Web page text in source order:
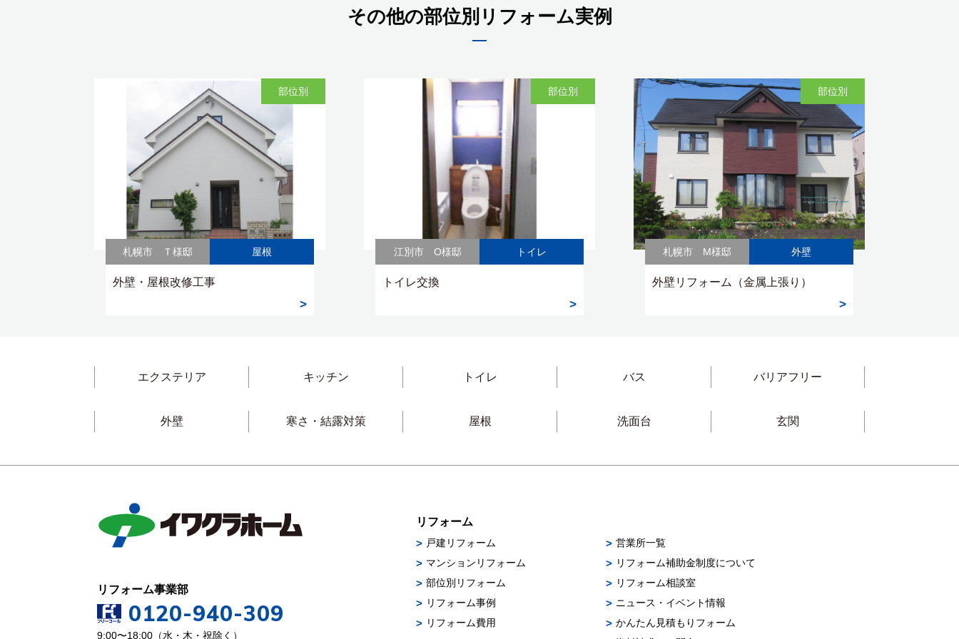
その他の部位別リフォーム実例
部位別
札幌市 Ｔ様邸 屋根
外壁・屋根改修工事
部位別
江別市 O様邸 トイレ
トイレ交換
部位別
札幌市 M様邸 外壁
外壁リフォーム（金属上張り）
エクステリア キッチン トイレ バス バリアフリー
外壁 寒さ・結露対策 屋根 洗面台 玄関
リフォーム
戸建リフォーム
マンションリフォーム
部位別リフォーム
リフォーム事例
リフォーム費用
営業所一覧
リフォーム補助金制度について
リフォーム相談室
ニュース・イベント情報
かんたん見積もりフォーム
リフォーム事業部
0120-940-309
9:00〜18:00（水・木・祝除く）